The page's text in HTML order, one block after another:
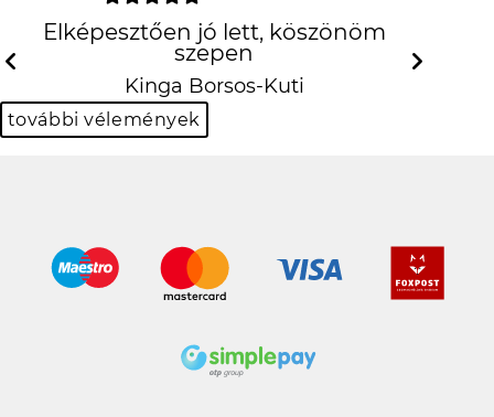
Elképesztően jó lett, köszönöm
szepen
Kinga Borsos-Kuti
Previous Next
további vélemények